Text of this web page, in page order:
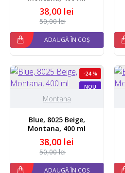
38,00 lei
50,00 lei
ADAUGĂ ÎN COȘ
NOU
-24 %
Montana
Blue, 8025 Beige,
Montana, 400 ml
38,00 lei
50,00 lei
ADAUGĂ ÎN COȘ